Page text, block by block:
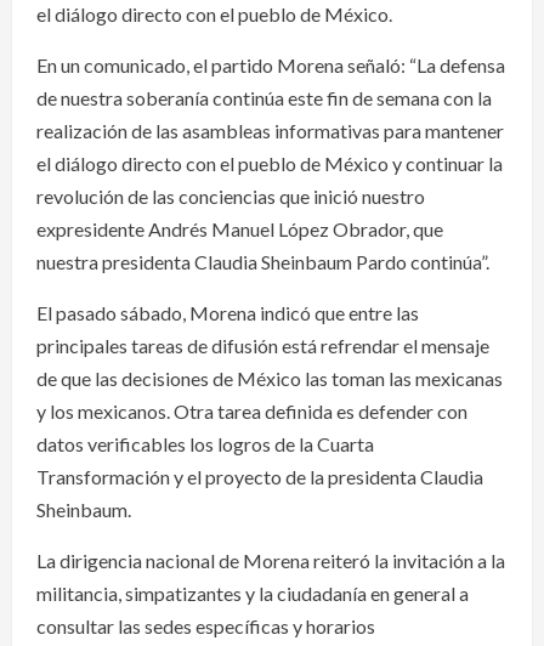
el diálogo directo con el pueblo de México.
En un comunicado, el partido Morena señaló: “La defensa
de nuestra soberanía continúa este fin de semana con la
realización de las asambleas informativas para mantener
el diálogo directo con el pueblo de México y continuar la
revolución de las conciencias que inició nuestro
expresidente Andrés Manuel López Obrador, que
nuestra presidenta Claudia Sheinbaum Pardo continúa”.
El pasado sábado, Morena indicó que entre las
principales tareas de difusión está refrendar el mensaje
de que las decisiones de México las toman las mexicanas
y los mexicanos. Otra tarea definida es defender con
datos verificables los logros de la Cuarta
Transformación y el proyecto de la presidenta Claudia
Sheinbaum.
La dirigencia nacional de Morena reiteró la invitación a la
militancia, simpatizantes y la ciudadanía en general a
consultar las sedes específicas y horarios